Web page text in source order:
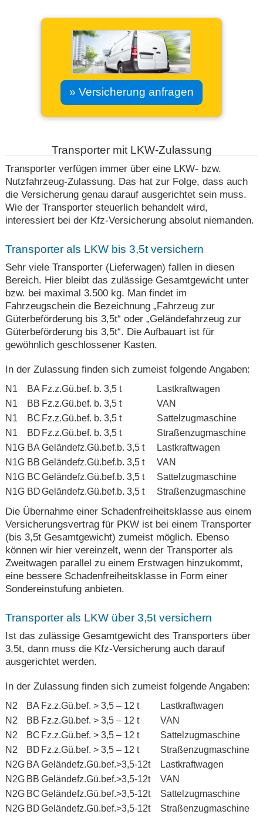
» Versicherung anfragen
Transporter mit LKW-Zulassung
Transporter verfügen immer über eine LKW- bzw.
Nutzfahrzeug-Zulassung. Das hat zur Folge, dass auch
die Versicherung genau darauf ausgerichtet sein muss.
Wie der Transporter steuerlich behandelt wird,
interessiert bei der Kfz-Versicherung absolut niemanden.
Transporter als LKW bis 3,5t versichern
Sehr viele Transporter (Lieferwagen) fallen in diesen
Bereich. Hier bleibt das zulässige Gesamtgewicht unter
bzw. bei maximal 3.500 kg. Man findet im
Fahrzeugschein die Bezeichnung „Fahrzeug zur
Güterbeförderung bis 3,5t“ oder „Geländefahrzeug zur
Güterbeförderung bis 3,5t“. Die Aufbauart ist für
gewöhnlich geschlossener Kasten.
In der Zulassung finden sich zumeist folgende Angaben:
N1 BA Fz.z.Gü.bef. b. 3,5 t
Lastkraftwagen
N1
BB Fz.z.Gü.bef. b. 3,5 t
VAN
N1
BC Fz.z.Gü.bef. b. 3,5 t
Sattelzugmaschine
N1
BD Fz.z.Gü.bef. b. 3,5 t
Straßenzugmaschine
N1G BA Geländefz.Gü.bef.b. 3,5 t
Lastkraftwagen
N1G BB Geländefz.Gü.bef.b. 3,5 t
VAN
N1G BCGeländefz.Gü.bef.b. 3,5 t
Sattelzugmaschine
N1G BDGeländefz.Gü.bef.b. 3,5 t Straßenzugmaschine
Die Übernahme einer Schadenfreiheitsklasse aus einem
Versicherungsvertrag für PKW ist bei einem Transporter
(bis 3,5t Gesamtgewicht) zumeist möglich. Ebenso
können wir hier vereinzelt, wenn der Transporter als
Zweitwagen parallel zu einem Erstwagen hinzukommt,
eine bessere Schadenfreiheitsklasse in Form einer
Sondereinstufung anbieten.
Transporter als LKW über 3,5t versichern
Ist das zulässige Gesamtgewicht des Transporters über
3,5t, dann muss die Kfz-Versicherung auch darauf
ausgerichtet werden.
In der Zulassung finden sich zumeist folgende Angaben:
N2 BA Fz.z.Gü.bef. > 3,5 – 12 t
Lastkraftwagen
N2
BB Fz.z.Gü.bef. > 3,5 – 12 t
VAN
N2
BC Fz.z.Gü.bef. > 3,5 – 12 t
Sattelzugmaschine
N2
BD Fz.z.Gü.bef. > 3,5 – 12 t
Straßenzugmaschine
N2G BA Geländefz.Gü.bef.>3,5-12t
Lastkraftwagen
N2G BB Geländefz.Gü.bef.>3,5-12t
VAN
N2G BCGeländefz.Gü.bef.>3,5-12t
Sattelzugmaschine
N2G BDGeländefz.Gü.bef.>3,5-12t Straßenzugmaschine